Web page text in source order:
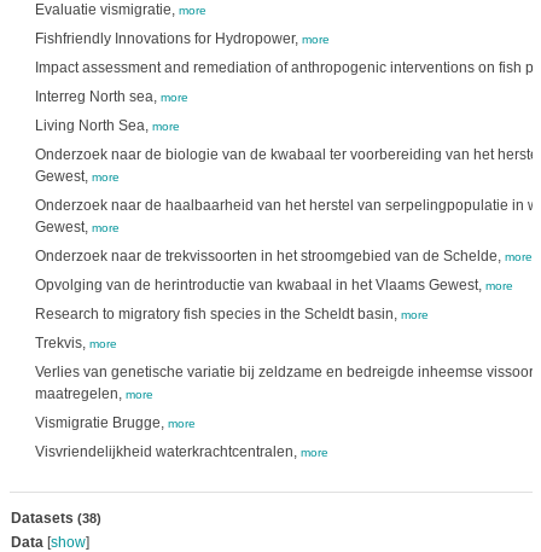
Evaluatie vismigratie, more
Fishfriendly Innovations for Hydropower, more
Impact assessment and remediation of anthropogenic interventions on fish
Interreg North sea, more
Living North Sea, more
Onderzoek naar de biologie van de kwabaal ter voorbereiding van het
Gewest, more
Onderzoek naar de haalbaarheid van het herstel van serpelingpopulatie in
Gewest, more
Onderzoek naar de trekvissoorten in het stroomgebied van de Schelde, more
Opvolging van de herintroductie van kwabaal in het Vlaams Gewest, more
Research to migratory fish species in the Scheldt basin, more
Trekvis, more
Verlies van genetische variatie bij zeldzame en bedreigde inheemse
maatregelen, more
Vismigratie Brugge, more
Visvriendelijkheid waterkrachtcentralen, more
Datasets (38)
Data[show]